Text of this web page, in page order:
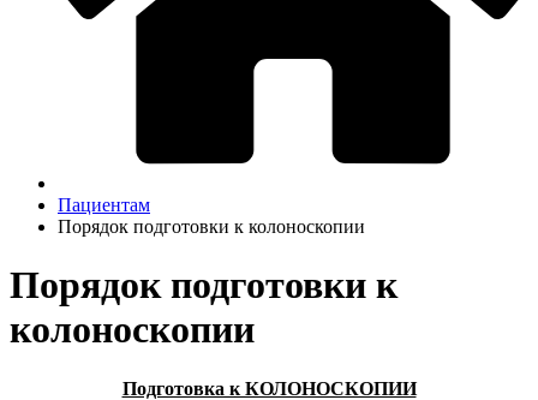
Пациентам
Порядок подготовки к колоноскопии
Порядок подготовки к
колоноскопии
Подготовка к КОЛОНОСКОПИИ